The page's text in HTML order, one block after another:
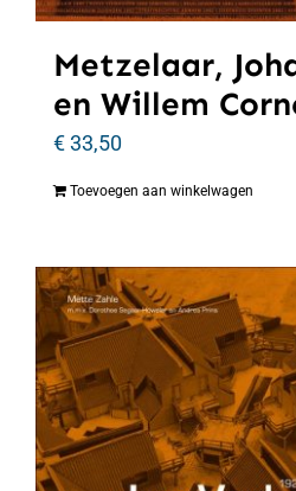
Metzelaar,
en Willem
€33,50
Toevoegen aan winkelwagen